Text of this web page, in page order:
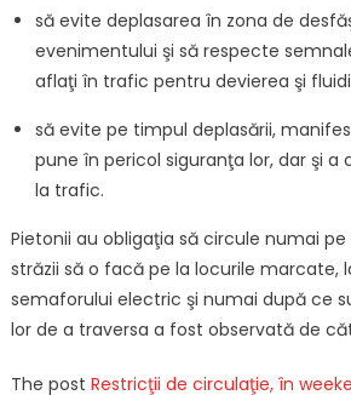
să evite deplasarea în zona de
evenimentului şi să respecte
aflaţi în trafic pentru devierea şi
să evite pe timpul deplasării,
pune în pericol siguranţa lor, dar şi a
la trafic.
Pietonii au obligaţia să circule numai
străzii să o facă pe la locurile marcate,
semaforului electric şi numai după ce
lor de a traversa a fost observată de
The post Restricţii de circulaţie, în